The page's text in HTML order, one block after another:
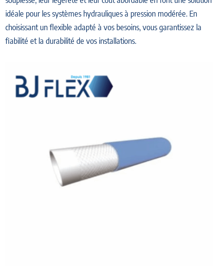
idéale pour les systèmes hydrauliques à pression modérée. En
choisissant un flexible adapté à vos besoins, vous garantissez la
fiabilité et la durabilité de vos installations.